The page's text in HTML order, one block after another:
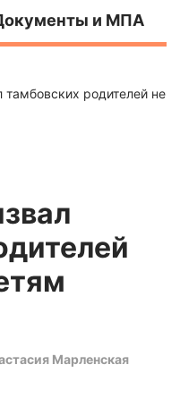
и МПА
родителей не
Марленская